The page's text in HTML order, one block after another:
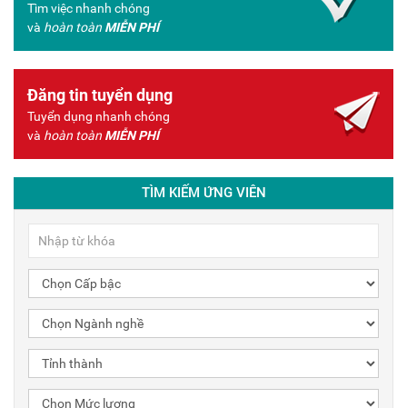
Tìm việc nhanh chóng
và hoàn toàn MIỄN PHÍ
Đăng tin tuyển dụng
Tuyển dụng nhanh chóng
và hoàn toàn MIỄN PHÍ
TÌM KIẾM ỨNG VIÊN